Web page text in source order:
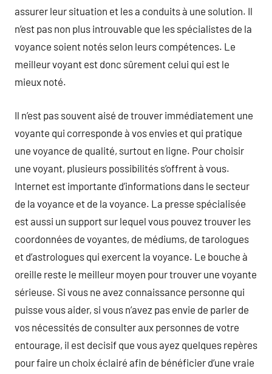
assurer leur situation et les a conduits à une solution. Il
n’est pas non plus introuvable que les spécialistes de la
voyance soient notés selon leurs compétences. Le
meilleur voyant est donc sûrement celui qui est le
mieux noté.
Il n’est pas souvent aisé de trouver immédiatement une
voyante qui corresponde à vos envies et qui pratique
une voyance de qualité, surtout en ligne. Pour choisir
une voyant, plusieurs possibilités s’offrent à vous.
Internet est importante d’informations dans le secteur
de la voyance et de la voyance. La presse spécialisée
est aussi un support sur lequel vous pouvez trouver les
coordonnées de voyantes, de médiums, de tarologues
et d’astrologues qui exercent la voyance. Le bouche à
oreille reste le meilleur moyen pour trouver une voyante
sérieuse. Si vous ne avez connaissance personne qui
puisse vous aider, si vous n’avez pas envie de parler de
vos nécessités de consulter aux personnes de votre
entourage, il est decisif que vous ayez quelques repères
pour faire un choix éclairé afin de bénéficier d’une vraie